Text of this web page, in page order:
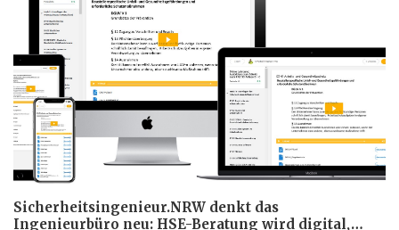
Sicherheitsingenieur.NRW denkt das
Ingenieurbüro neu: HSE-Beratung wird digital,